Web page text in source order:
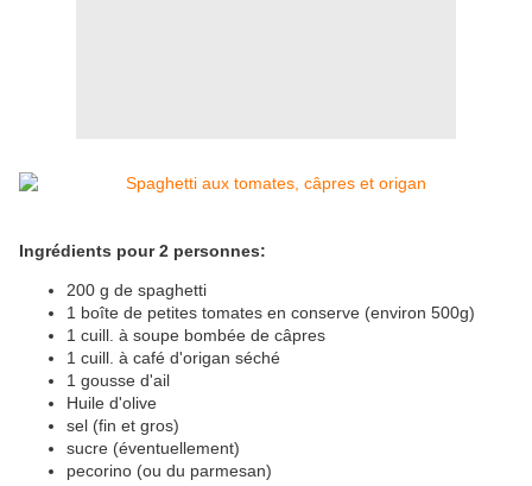
Ingrédients pour 2 personnes:
200 g de spaghetti
1 boîte de petites tomates en conserve (environ 500g)
1 cuill. à soupe bombée de câpres
1 cuill. à café d'origan séché
1 gousse d'ail
Huile d'olive
sel (fin et gros)
sucre (éventuellement)
pecorino (ou du parmesan)